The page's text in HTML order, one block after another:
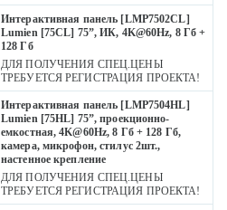
Интерактивная панель [LMP7502CL]
Lumien [75CL] 75”, ИК, 4K@60Hz, 8 Гб +
128 Гб
ДЛЯ ПОЛУЧЕНИЯ СПЕЦ.ЦЕНЫ
ТРЕБУЕТСЯ РЕГИСТРАЦИЯ ПРОЕКТА!
Интерактивная панель [LMP7504HL]
Lumien [75HL] 75”, проекционно-
емкостная, 4K@60Hz, 8 Гб + 128 Гб,
камера, микрофон, стилус 2шт.,
настенное крепление
ДЛЯ ПОЛУЧЕНИЯ СПЕЦ.ЦЕНЫ
ТРЕБУЕТСЯ РЕГИСТРАЦИЯ ПРОЕКТА!